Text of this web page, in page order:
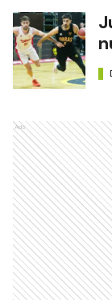
Ads